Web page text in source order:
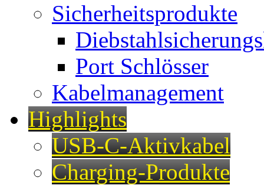
Sicherheitsprodukte
Port Schlösser
Kabelmanagement
Highlights
USB-C-Aktivkabel
Charging-Produkte